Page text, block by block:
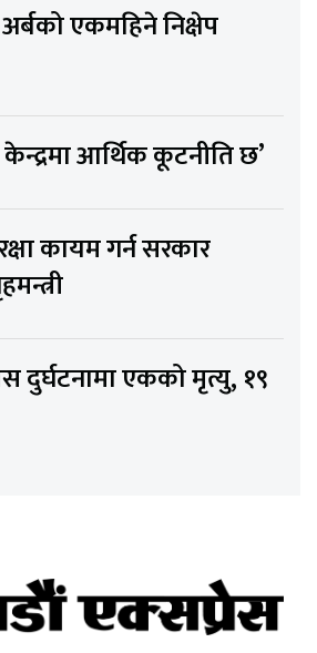
एकमहिने निक्षेप
केन्द्रमा आर्थिक कूटनीति छ’
कायम गर्न सरकार
दुर्घटनामा एकको मृत्यु, १९